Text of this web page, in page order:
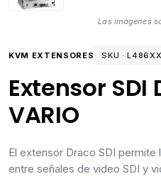
Las imágenes
KVM EXTENSORES SKU ·
Extensor SDI
VARIO
El extensor Draco SDI
entre señales de video SDI y